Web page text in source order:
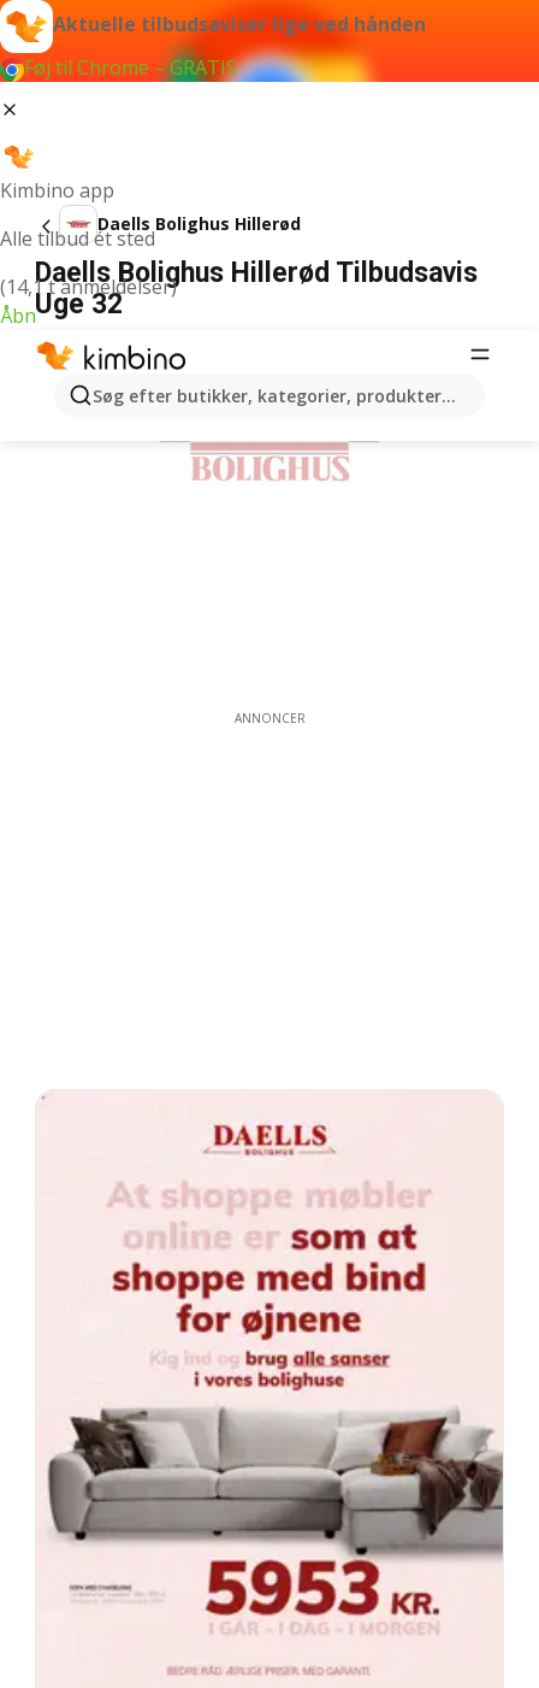
Aktuelle tilbudsaviser lige ved hånden
Føj til Chrome – GRATIS
Kimbino app
Alle tilbud ét sted
(14,1 t anmeldelser)
Åbn
Søg efter butikker, kategorier, produkter...
Daells Bolighus Hillerød
Daells Bolighus Hillerød Tilbudsavis
Uge 32
ANNONCER